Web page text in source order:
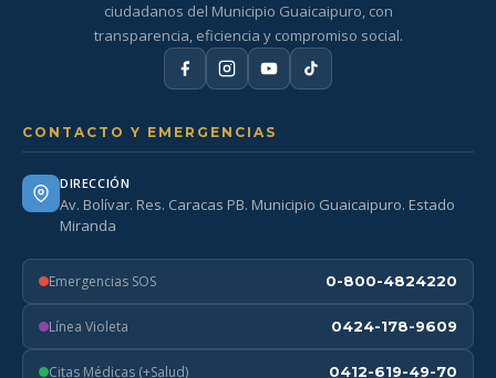
ciudadanos del Municipio Guaicaipuro, con
transparencia, eficiencia y compromiso social.
CONTACTO Y EMERGENCIAS
DIRECCIÓN
Av. Bolívar. Res. Caracas PB. Municipio Guaicaipuro. Estado
Miranda
Emergencias SOS 0-800-4824220
Línea Violeta 0424-178-9609
Citas Médicas (+Salud) 0412-619-49-70